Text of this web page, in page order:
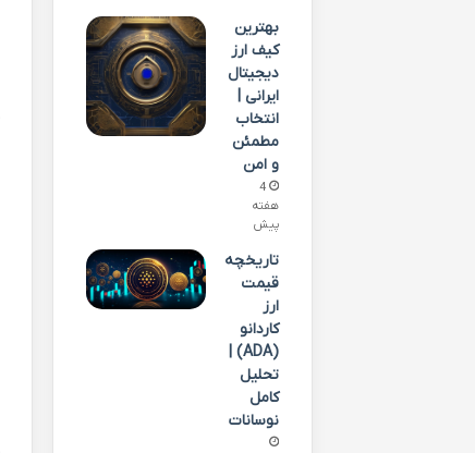
بهترین
کیف ارز
دیجیتال
ایرانی |
انتخاب
مطمئن
و امن
4
هفته
پیش
تاریخچه
قیمت
ارز
کاردانو
(ADA) |
تحلیل
کامل
نوسانات